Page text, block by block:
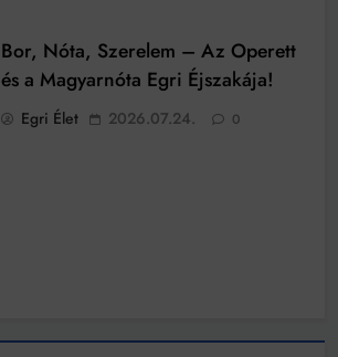
Bor, Nóta, Szerelem – Az Operett
és a Magyarnóta Egri Éjszakája!
Egri Élet 2026.07.24. 0